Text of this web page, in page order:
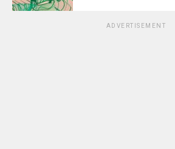
ADVERTISEMENT